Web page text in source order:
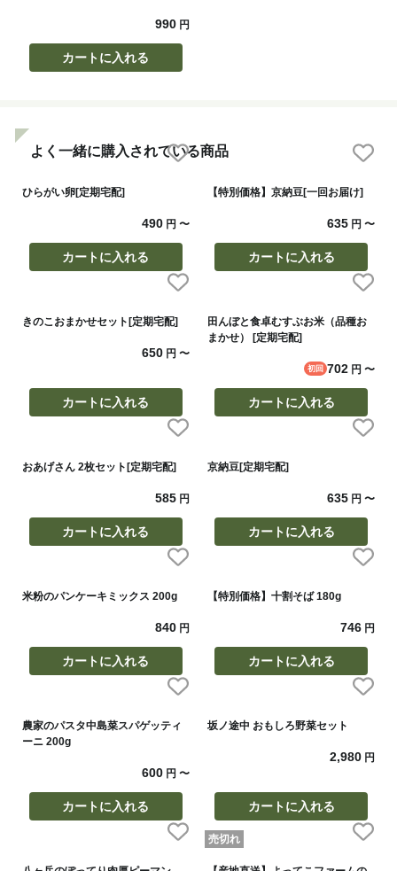
990円
カートに入れる
よく一緒に購入されている商品
ひらがい卵[定期宅配]
490円 〜
カートに入れる
【特別価格】京納豆[一回お届け]
635 円〜
カートに入れる
きのこおまかせセット[定期宅配]
650円 〜
カートに入れる
田んぼと食卓むすぶお米（品種お
まかせ） [定期宅配]
初回 702 円〜
カートに入れる
おあげさん 2枚セット[定期宅配]
585円
カートに入れる
京納豆[定期宅配]
635 円〜
カートに入れる
米粉のパンケーキミックス 200g
840円
カートに入れる
【特別価格】十割そば 180g
746 円
カートに入れる
農家のパスタ中島菜スパゲッティ
ーニ 200g
600円 〜
カートに入れる
坂ノ途中 おもしろ野菜セット
2,980 円
カートに入れる
売切れ